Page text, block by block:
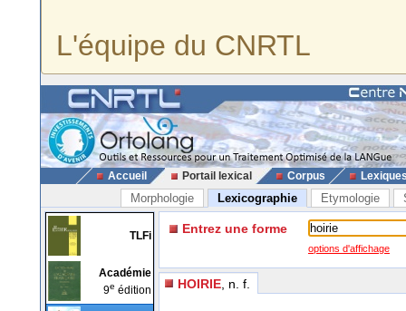
L'équipe du CNRTL
Accueil Portail lexical Corpus
Morphologie Lexicographie Etymologie
TLFi
Académie
9e édition
Entrez une forme
options d'affichage
HOIRIE , n. f.